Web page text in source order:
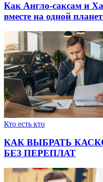
Как Англо-саксам и
вместе на одной
Кто есть кто
КАК ВЫБРАТЬ
БЕЗ ПЕРЕПЛАТ